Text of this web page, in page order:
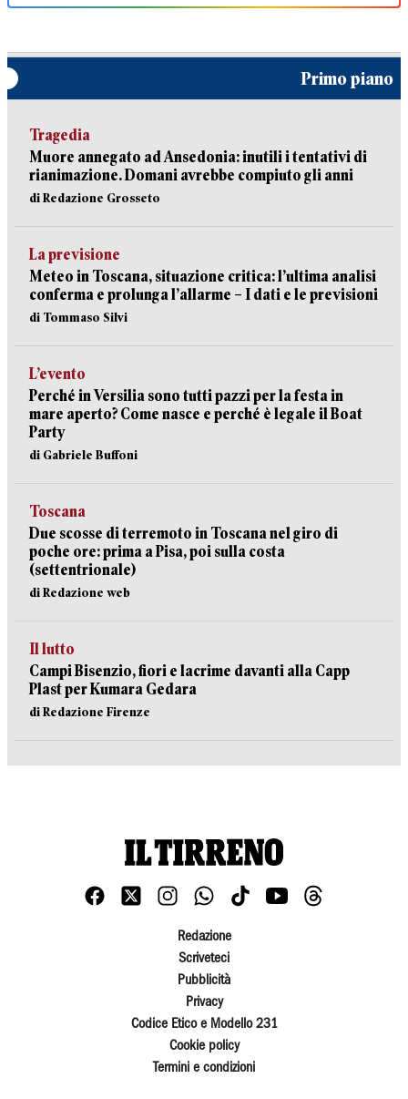
Primo piano
Tragedia
Muore annegato ad Ansedonia: inutili i tentativi di
rianimazione. Domani avrebbe compiuto gli anni
di Redazione Grosseto
La previsione
Meteo in Toscana, situazione critica: l’ultima analisi
conferma e prolunga l’allarme – I dati e le previsioni
di Tommaso Silvi
L’evento
Perché in Versilia sono tutti pazzi per la festa in
mare aperto? Come nasce e perché è legale il Boat
Party
di Gabriele Buffoni
Toscana
Due scosse di terremoto in Toscana nel giro di
poche ore: prima a Pisa, poi sulla costa
(settentrionale)
di Redazione web
Il lutto
Campi Bisenzio, fiori e lacrime davanti alla Capp
Plast per Kumara Gedara
di Redazione Firenze
Redazione
Scriveteci
Pubblicità
Privacy
Codice Etico e Modello 231
Cookie policy
Termini e condizioni